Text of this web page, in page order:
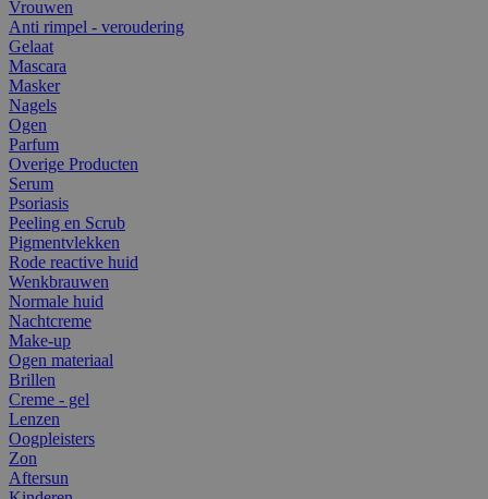
Vrouwen
Anti rimpel - veroudering
Gelaat
Mascara
Masker
Nagels
Ogen
Parfum
Overige Producten
Serum
Psoriasis
Peeling en Scrub
Pigmentvlekken
Rode reactive huid
Wenkbrauwen
Normale huid
Nachtcreme
Make-up
Ogen materiaal
Brillen
Creme - gel
Lenzen
Oogpleisters
Zon
Aftersun